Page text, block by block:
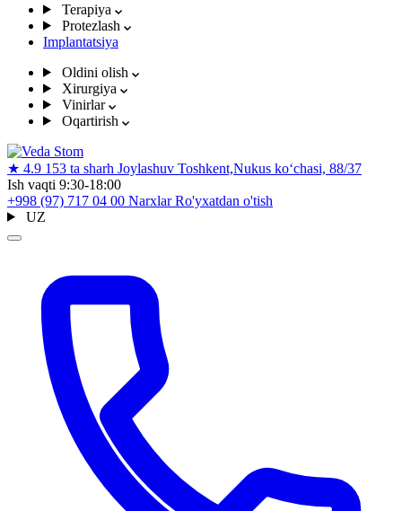
Terapiya
Protezlash
Implantatsiya
Oldini olish
Xirurgiya
Vinirlar
Oqartirish
★ 4.9 153 ta sharh Joylashuv Toshkent,Nukus ko‘chasi, 88/37
Ish vaqti 9:30-18:00
+998 (97) 717 04 00 NarxlarRo'yxatdan o'tish
UZ